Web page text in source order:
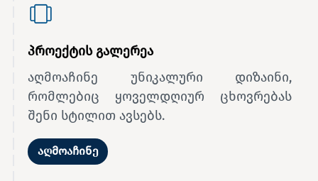
პროექტის გალერეა
აღმოაჩინე უნიკალური დიზაინი,
რომლებიც ყოველდღიურ ცხოვრებას
შენი სტილით ავსებს.
აღმოაჩინე